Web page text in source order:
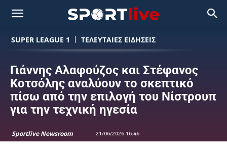
SUPER LEAGUE 1 ΤΕΛΕΥΤΑΙΕΣ ΕΙΔΗΣΕΙΣ
Γιάννης Αλαφούζος και Στέφανος
Κοτσόλης αναλύουν το σκεπτικό
πίσω από την επιλογή του Νίστρουπ
για την τεχνική ηγεσία
Sportlive Newsroom 21/06/2026 16:46